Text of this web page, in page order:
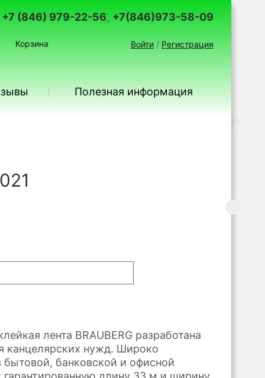
+7 (846) 979-22-56, +7(846)973-58-09
Корзина Войти / Регистрация
Полезная информация
лента BRAUBERG разработана
канцелярских нужд. Широко
бытовой, банковской и офисной